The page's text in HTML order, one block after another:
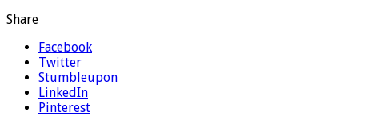
Share
Facebook
Twitter
Stumbleupon
LinkedIn
Pinterest